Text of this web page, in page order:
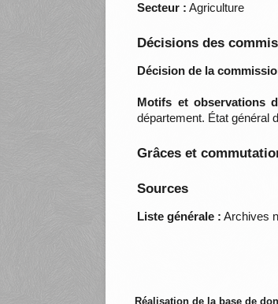
Secteur : Agriculture
Décisions des
Décision de la
Motifs et observations
département. État général
Grâces et
Sources
Liste générale : Archives
Réalisation de la base de